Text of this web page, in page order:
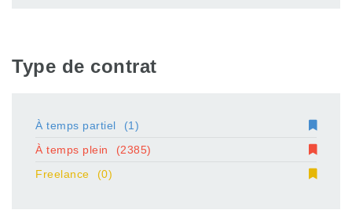
Type de contrat
À temps partiel
(1)
À temps plein
(2385)
Freelance
(0)